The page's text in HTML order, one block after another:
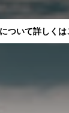
ついて詳しくは